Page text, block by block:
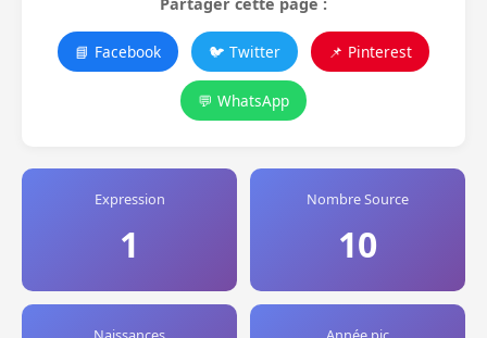
📘 Facebook 🐦 Twitter 📌 Pinterest
💬 WhatsApp
Expression
1
Nombre Source
10